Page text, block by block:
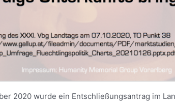
2020 wurde ein Entschließungsantrag im